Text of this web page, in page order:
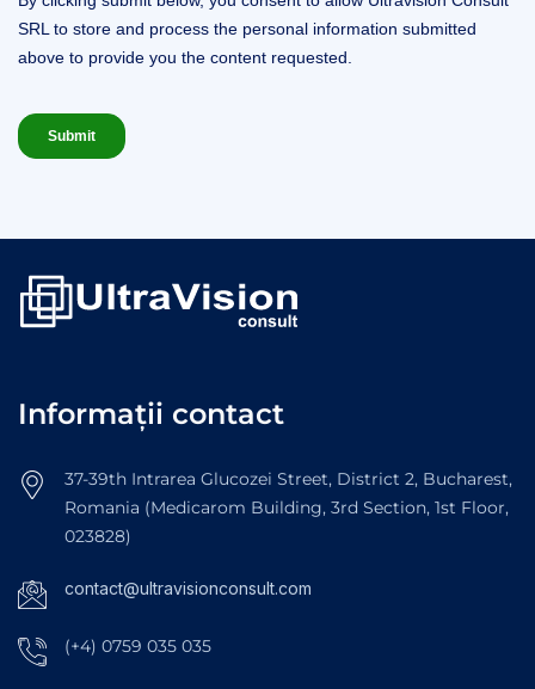
Informații contact
37-39th Intrarea Glucozei Street, District 2, Bucharest,
Romania (Medicarom Building, 3rd Section, 1st Floor,
023828)
contact@ultravisionconsult.com
(+4) 0759 035 035